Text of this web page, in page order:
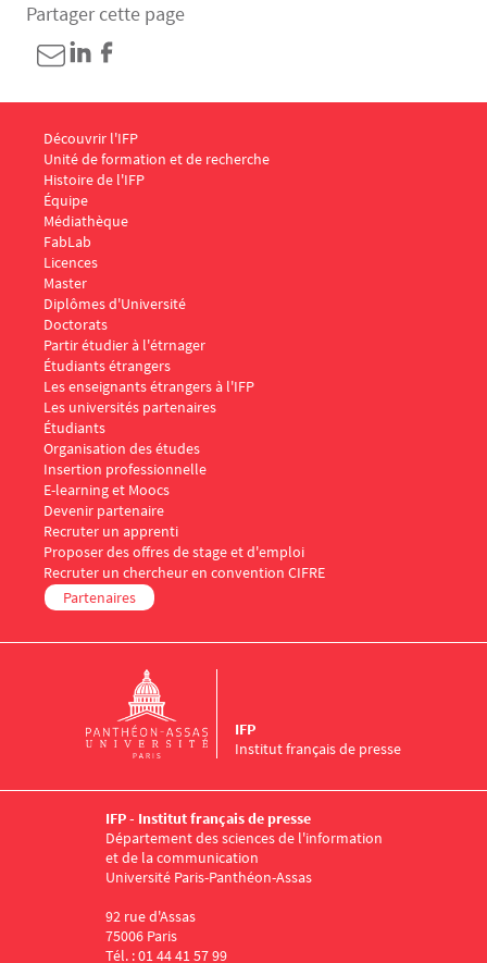
Partager cette page
Menu Footer IFP 1
Découvrir l'IFP
Unité de formation et de recherche
Histoire de l'IFP
Équipe
Médiathèque
FabLab
Menu Footer IFP 2
Licences
Master
Diplômes d'Université
Doctorats
Menu Footer IFP 3
Partir étudier à l'étrnager
Étudiants étrangers
Les enseignants étrangers à l'IFP
Les universités partenaires
Menu Footer IFP 4
Étudiants
Organisation des études
Insertion professionnelle
E-learning et Moocs
Menu Footer IFP 5
Devenir partenaire
Recruter un apprenti
Proposer des offres de stage et d'emploi
Recruter un chercheur en convention CIFRE
Partenaires
Institut français de presse
IFP
IFP - Institut français de presse
Département des sciences de l'information
et de la communication
Université Paris-Panthéon-Assas
92 rue d'Assas
75006 Paris
Tél. : 01 44 41 57 99